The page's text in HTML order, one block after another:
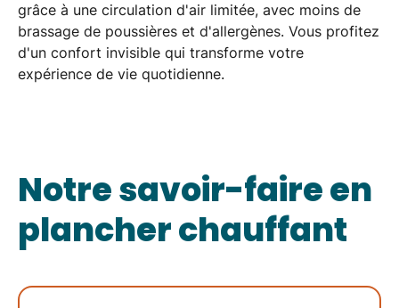
grâce à une circulation d'air limitée, avec moins de
brassage de poussières et d'allergènes. Vous profitez
d'un confort invisible qui transforme votre
expérience de vie quotidienne.
Notre savoir-faire en
plancher chauffant